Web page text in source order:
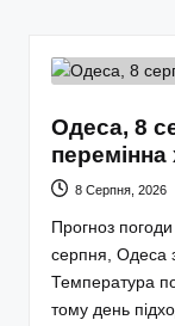
Одеса, 8
перемінна
8 Серпня, 2026
Прогноз
серпня, Одеса
Температура
тому день